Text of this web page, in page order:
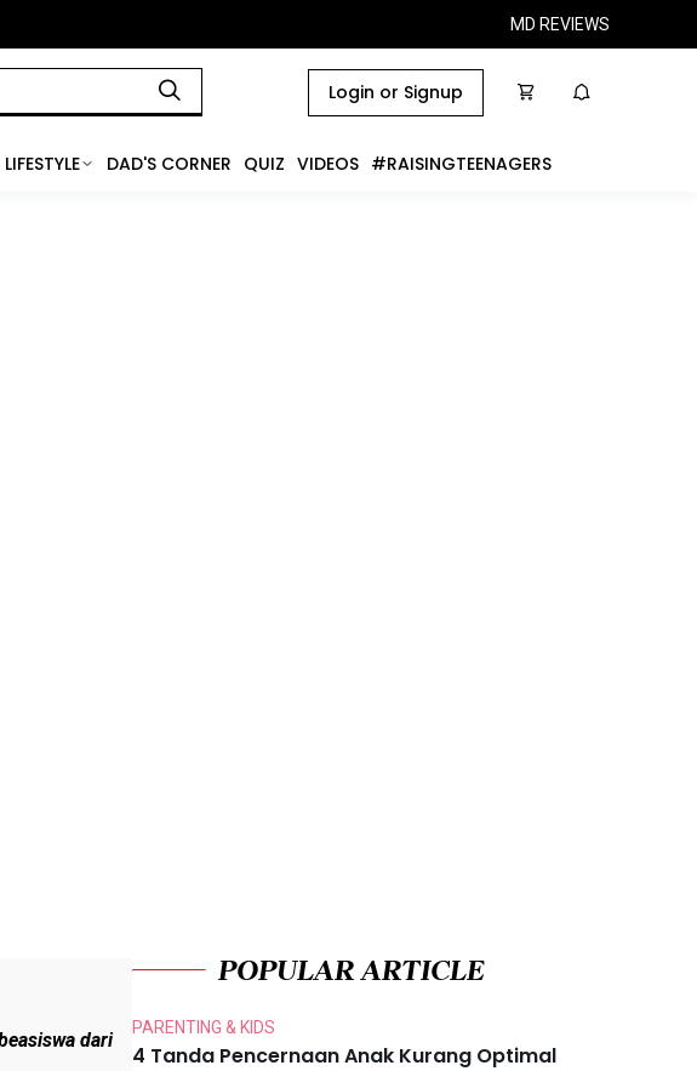
MD REVIEWS
Login or Signup
LIFESTYLE DAD'S CORNER QUIZ VIDEOS #RAISINGTEENAGERS
dari
POPULAR ARTICLE
PARENTING & KIDS
4 Tanda Pencernaan Anak Kurang Optimal